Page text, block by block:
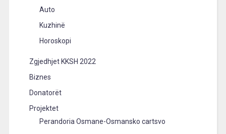
Auto
Kuzhinë
Horoskopi
Zgjedhjet KKSH 2022
Biznes
Donatorët
Projektet
Perandoria Osmane-Osmansko cartsvo